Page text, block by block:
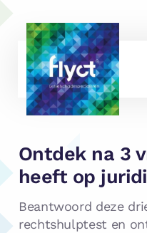
Ontdek na 3
heeft op
Beantwoord deze
rechtshulptest en